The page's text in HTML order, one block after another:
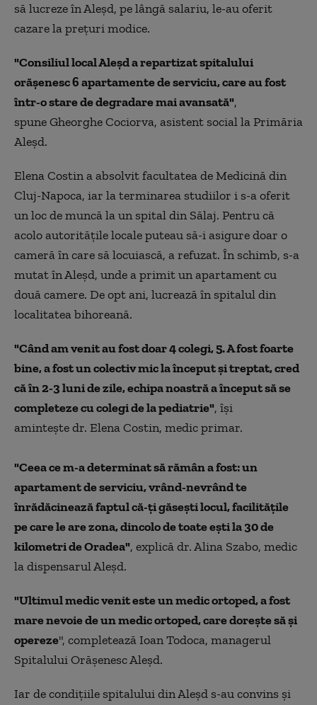
să lucreze în Aleşd, pe lângă salariu, le-au oferit
cazare la preţuri modice.
"Consiliul local Aleşd a repartizat spitalului
orăşenesc 6 apartamente de serviciu, care au fost
într-o stare de degradare mai avansată",
spune Gheorghe Cociorva, asistent social la Primăria
Aleşd.
Elena Costin a absolvit facultatea de Medicină din
Cluj-Napoca, iar la terminarea studiilor i s-a oferit
un loc de muncă la un spital din Sălaj. Pentru că
acolo autorităţile locale puteau să-i asigure doar o
cameră în care să locuiască, a refuzat. În schimb, s-a
mutat în Aleşd, unde a primit un apartament cu
două camere. De opt ani, lucrează în spitalul din
localitatea bihoreană.
"Când am venit au fost doar 4 colegi, 5. A fost foarte
bine, a fost un colectiv mic la început şi treptat, cred
că în 2-3 luni de zile, echipa noastră a început să se
completeze cu colegi de la pediatrie", își
amintește dr. Elena Costin, medic primar.
"Ceea ce m-a determinat să rămân a fost: un
apartament de serviciu, vrând-nevrând te
înrădăcinează faptul că-ţi găseşti locul, facilităţile
pe care le are zona, dincolo de toate eşti la 30 de
kilometri de Oradea", explică dr. Alina Szabo, medic
la dispensarul Aleşd.
"Ultimul medic venit este un medic ortoped, a fost
mare nevoie de un medic ortoped, care doreşte să şi
opereze", completează Ioan Todoca, managerul
Spitalului Orăşenesc Aleşd.
Iar de condiţiile spitalului din Aleşd s-au convins şi